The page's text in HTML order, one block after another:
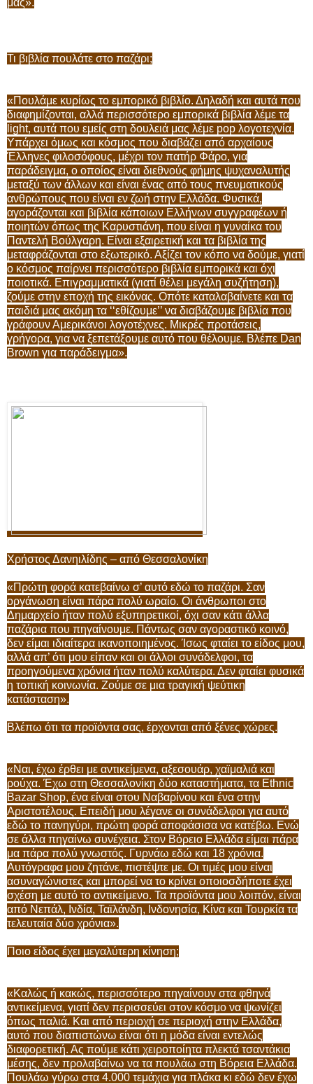
Τι βιβλία πουλάτε στο παζάρι;
«Πουλάμε κυρίως το εμπορικό βιβλίο. Δηλαδή και αυτά που
διαφημίζονται, αλλά περισσότερο εμπορικά βιβλία λέμε τα
light, αυτά που εμείς στη δουλειά μας λέμε pop λογοτεχνία.
Υπάρχει όμως και κόσμος που διαβάζει από αρχαίους
Έλληνες φιλοσόφους, μέχρι τον πατήρ Φάρο, για
παράδειγμα, ο οποίος είναι διεθνούς φήμης ψυχαναλυτής
μεταξύ των άλλων και είναι ένας από τους πνευματικούς
ανθρώπους που είναι εν ζωή στην Ελλάδα. Φυσικά,
αγοράζονται και βιβλία κάποιων Ελλήνων συγγραφέων ή
ποιητών όπως της Καρυστιάνη, που είναι η γυναίκα του
Παντελή Βούλγαρη. Είναι εξαιρετική και τα βιβλία της
μεταφράζονται στο εξωτερικό. Αξίζει τον κόπο να δούμε, γιατί
ο κόσμος παίρνει περισσότερο βιβλία εμπορικά και όχι
ποιοτικά. Επιγραμματικά (γιατί θέλει μεγάλη συζήτηση),
ζούμε στην εποχή της εικόνας. Οπότε καταλαβαίνετε και τα
παιδιά μας ακόμη τα ‘‘εθίζουμε’’ να διαβάζουμε βιβλία που
γράφουν Αμερικάνοι λογοτέχνες. Μικρές προτάσεις,
γρήγορα, για να ξεπετάξουμε αυτό που θέλουμε. Βλέπε Dan
Brown για παράδειγμα».
Χρήστος Δανηιλίδης – από Θεσσαλονίκη
«Πρώτη φορά κατεβαίνω σ’ αυτό εδώ το παζάρι. Σαν
οργάνωση είναι πάρα πολύ ωραίο. Οι άνθρωποι στο
Δημαρχείο ήταν πολύ εξυπηρετικοί, όχι σαν κάτι άλλα
παζάρια που πηγαίνουμε. Πάντως σαν αγοραστικό κοινό,
δεν είμαι ιδιαίτερα ικανοποιημένος. Ίσως φταίει το είδος μου,
αλλά απ’ ότι μου είπαν και οι άλλοι συνάδελφοι, τα
προηγούμενα χρόνια ήταν πολύ καλύτερα. Δεν φταίει φυσικά
η τοπική κοινωνία. Ζούμε σε μια τραγική ψεύτικη
κατάσταση».
Βλέπω ότι τα προϊόντα σας, έρχονται από ξένες χώρες.
«Ναι, έχω έρθει με αντικείμενα, αξεσουάρ, χαϊμαλιά και
ρούχα. Έχω στη Θεσσαλονίκη δύο καταστήματα, τα Ethnic
Bazar Shop, ένα είναι στου Ναβαρίνου και ένα στην
Αριστοτέλους. Επειδή μου λέγανε οι συνάδελφοι για αυτό
εδώ το πανηγύρι, πρώτη φορά αποφάσισα να κατέβω. Ενώ
σε άλλα πηγαίνω συνέχεια. Στον Βόρειο Ελλάδα είμαι πάρα
μα πάρα πολύ γνωστός. Γυρνάω εδώ και 18 χρόνια.
Αυτόγραφα μου ζητάνε, πιστέψτε με. Οι τιμές μου είναι
ασυναγώνιστες και μπορεί να το κρίνει οποιοσδήποτε έχει
σχέση με αυτό το αντικείμενο. Τα προϊόντα μου λοιπόν, είναι
από Νεπάλ, Ινδία, Ταϊλάνδη, Ινδονησία, Κίνα και Τουρκία τα
τελευταία δύο χρόνια».
Ποιο είδος έχει μεγαλύτερη κίνηση;
«Καλώς ή κακώς, περισσότερο πηγαίνουν στα φθηνά
αντικείμενα, γιατί δεν περισσεύει στον κόσμο να ψωνίζει
όπως παλιά. Και από περιοχή σε περιοχή στην Ελλάδα,
αυτό που διαπιστώνω είναι ότι η μόδα είναι εντελώς
διαφορετική. Ας πούμε κάτι χειροποίητα πλεκτά τσαντάκια
μέσης, δεν προλαβαίνω να τα πουλάω στη Βόρεια Ελλάδα.
Πουλάω γύρω στα 4.000 τεμάχια για πλάκα κι εδώ δεν έχω